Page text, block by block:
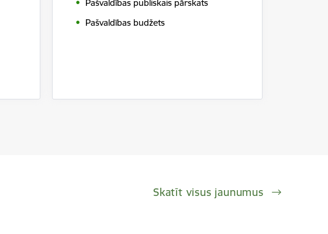
Pašvaldības publiskais pārskats
Pašvaldības budžets
Skatīt visus jaunumus